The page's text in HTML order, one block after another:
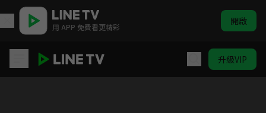
用 APP 免費看更精彩 開啟
升級VIP